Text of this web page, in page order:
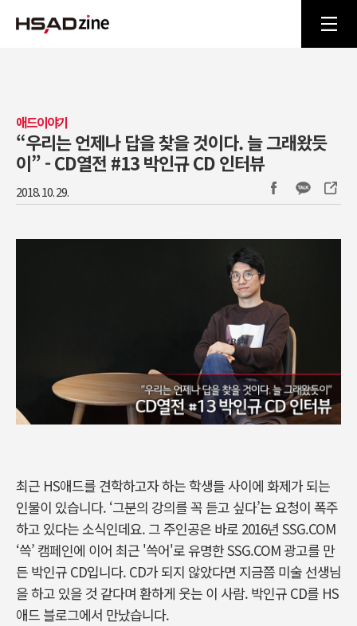
애드이야기
“우리는 언제나 답을 찾을 것이다. 늘 그래왔듯
이” - CD열전 #13 박인규 CD 인터뷰
2018. 10. 29.
최근 HS애드를 견학하고자 하는 학생들 사이에 화제가 되는
인물이 있습니다. ‘그분의 강의를 꼭 듣고 싶다’는 요청이 폭주
하고 있다는 소식인데요. 그 주인공은 바로 2016년 SSG.COM
‘쓱’ 캠페인에 이어 최근 '쓱어'로 유명한 SSG.COM 광고를 만
든 박인규 CD입니다. CD가 되지 않았다면 지금쯤 미술 선생님
을 하고 있을 것 같다며 환하게 웃는 이 사람. 박인규 CD를 HS
애드 블로그에서 만났습니다.